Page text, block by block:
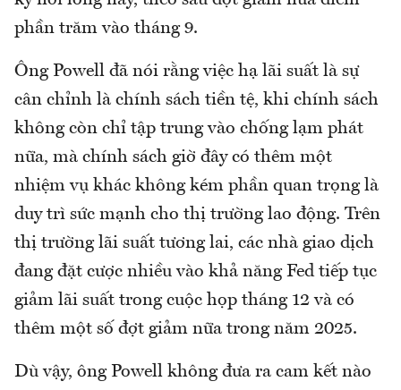
phần trăm vào tháng 9.
Ông Powell đã nói rằng việc hạ lãi suất là sự
cân chỉnh là chính sách tiền tệ, khi chính sách
không còn chỉ tập trung vào chống lạm phát
nữa, mà chính sách giờ đây có thêm một
nhiệm vụ khác không kém phần quan trọng là
duy trì sức mạnh cho thị trường lao động. Trên
thị trường lãi suất tương lai, các nhà giao dịch
đang đặt cược nhiều vào khả năng Fed tiếp tục
giảm lãi suất trong cuộc họp tháng 12 và có
thêm một số đợt giảm nữa trong năm 2025.
Dù vậy, ông Powell không đưa ra cam kết nào